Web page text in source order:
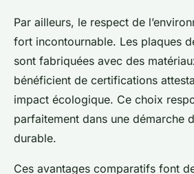
Par ailleurs, le respect de
fort incontournable. Les plaques
sont fabriquées avec des
bénéficient de certifications
impact écologique. Ce choix
parfaitement dans une démarche
durable.
Ces avantages comparatifs font